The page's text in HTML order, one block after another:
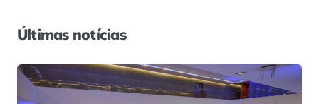
Últimas notícias